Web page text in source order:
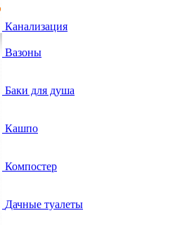
Канализация
Вазоны
Баки для душа
Кашпо
Компостер
Дачные туалеты